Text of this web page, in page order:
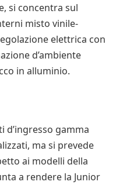
si concentra sul
misto vinile-
elettrica con
d’ambiente
in alluminio.
d’ingresso gamma
ma si prevede
ai modelli della
a rendere la Junior